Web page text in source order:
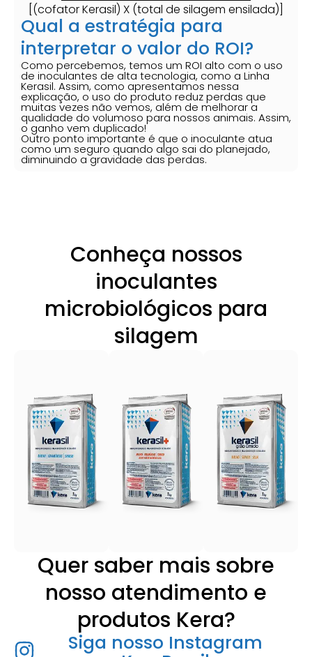
[(cofator Kerasil) X (total de silagem ensilada)]
Qual a estratégia para
interpretar o valor do ROI?
Como percebemos, temos um ROI alto com o uso
de inoculantes de alta tecnologia, como a Linha
Kerasil. Assim, como apresentamos nessa
explicação, o uso do produto reduz perdas que
muitas vezes não vemos, além de melhorar a
qualidade do volumoso para nossos animais. Assim,
o ganho vem duplicado!
Outro ponto importante é que o inoculante atua
como um seguro quando algo sai do planejado,
diminuindo a gravidade das perdas.
Conheça nossos
inoculantes
microbiológicos para
silagem
Quer saber mais sobre
nosso atendimento e
produtos Kera?
Siga nosso Instagram